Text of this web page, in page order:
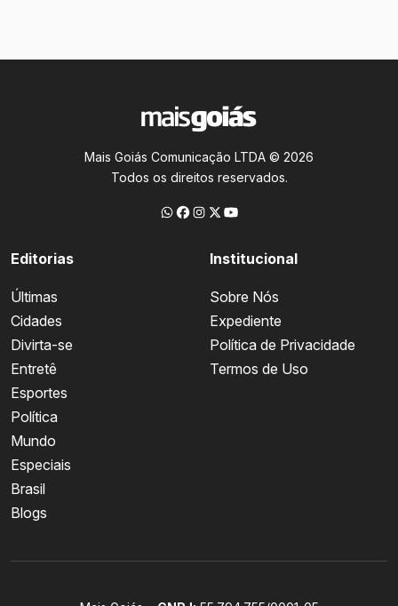
Mais Goiás Comunicação LTDA © 2026
Todos os direitos reservados.
Editorias
Últimas
Cidades
Divirta-se
Entretê
Esportes
Política
Mundo
Especiais
Brasil
Blogs
Institucional
Sobre Nós
Expediente
Política de Privacidade
Termos de Uso